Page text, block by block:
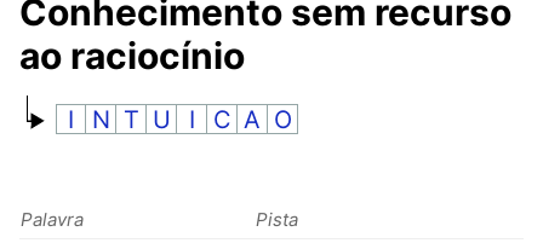
Conhecimento sem recurso
ao raciocínio
I N T U I C A O
Palavra Pista